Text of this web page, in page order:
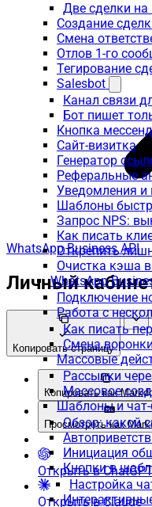
Две сделки на
Создание
Смена
Отлов 1-го
Тегирование
Salesbot
Канал связи
Бот пишет
Кнопка
Сайт-визитка
Генератор
Реферальные
Уведомления и
Шаблоны
Запрос NPS:
Как писать
Открепить
Очистка кэша
WhatsApp
Подключение
Работа с
Как писать
Смена
Массовые
Рассылки
Массовое
Шаблоны и чат-
Обзор: какой
Инициация
Кнопки в
Настройка
WhatsApp Business API
Личный
Копировать страницу
Копировать как
Просмотреть как
Открыть в
Открыть в Claude